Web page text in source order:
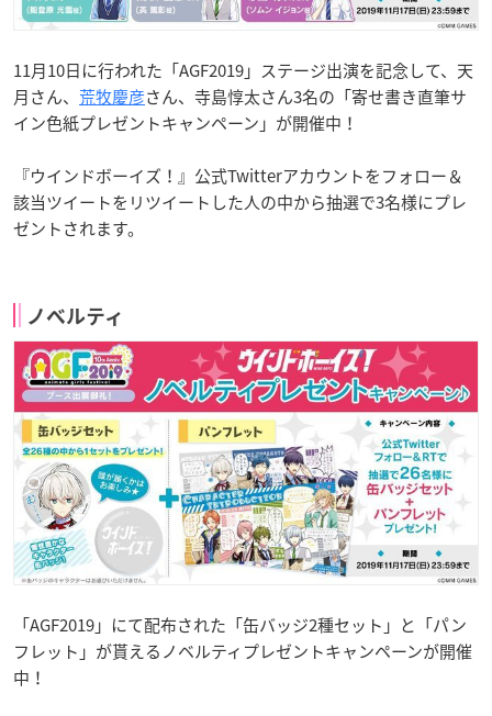
11月10日に行われた「AGF2019」ステージ出演を記念して、天
月さん、 荒牧慶彦さん、寺島惇太さん3名の「寄せ書き直筆サ
イン色紙プレゼントキャンペーン」が開催中！
『ウインドボーイズ！』公式Twitterアカウントをフォロー＆
該当ツイートをリツイートした人の中から抽選で3名様にプレ
ゼントされます。
ノベルティ
「AGF2019」にて配布された「缶バッジ2種セット」と「パン
フレット」が貰えるノベルティプレゼントキャンペーンが開催
中！